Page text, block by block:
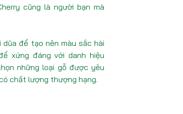
cũng là người bạn mà
để tạo nên màu sắc hài
xứng đáng với danh hiệu
những loại gỗ được yêu
chất lượng thượng hạng.